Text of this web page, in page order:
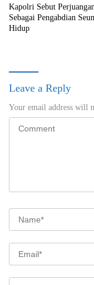
Kapolri Sebut
Sebagai Pengabdian
Hidup
Leave a Reply
Your email address will